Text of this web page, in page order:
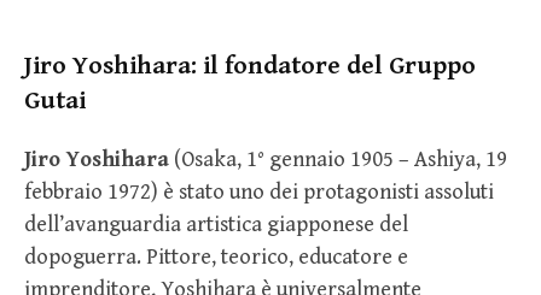
Jiro Yoshihara: il fondatore del Gruppo
Gutai
Jiro Yoshihara (Osaka, 1° gennaio 1905 – Ashiya, 19
febbraio 1972) è stato uno dei protagonisti assoluti
dell’avanguardia artistica giapponese del
dopoguerra. Pittore, teorico, educatore e
imprenditore, Yoshihara è universalmente